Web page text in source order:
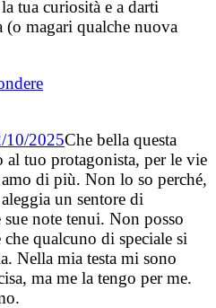
tua curiosità e a darti
(o magari qualche nuova
10/2025Che bella questa
al tuo protagonista, per le vie
di più. Non lo so perché,
un sentore di
note tenui. Non posso
che qualcuno di speciale si
Nella mia testa mi sono
ma me la tengo per me.